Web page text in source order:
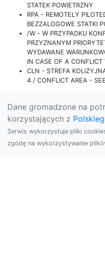
STATEK POWIETRZNY
RPA - REMOTELY
BEZZALOGOWE STATKI
/W - W PRZYPADKU
PRZYZNANYM
WYDAWANE
IN CASE OF A CONFLICT
CLN - STREFA
4 / CONFLICT AREA -
Dane gromadzone na
korzystających z
Serwis wykorzystuje pliki
zgodę na wykorzystywanie